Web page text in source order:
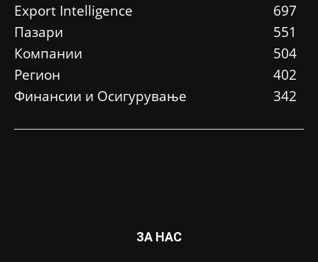
Еxport Intelligence
697
Пазари
551
Компании
504
Регион
402
Финансии и Осигурување
342
ЗА НАС